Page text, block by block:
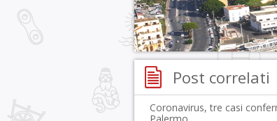
Post correlati
Coronavirus, tre casi